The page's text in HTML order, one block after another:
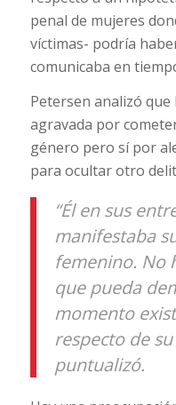
penal de mujeres
víctimas- podría
comunicaba en
Petersen analizó que
agravada por
género pero sí por
para ocultar otro
“Él en sus
manifestaba
femenino. No
que pueda
momento
respecto de
puntualizó.